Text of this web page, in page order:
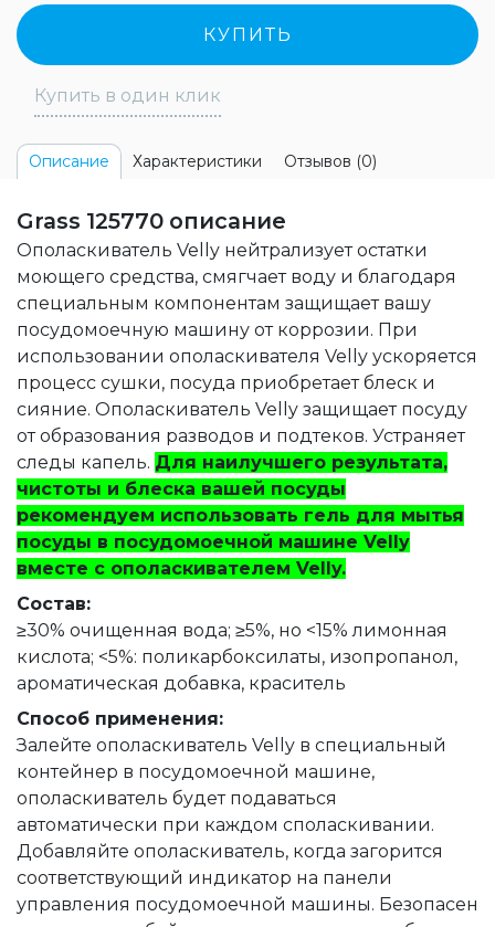
КУПИТЬ
Купить в один клик
Описание Характеристики Отзывов (0)
Grass 125770 описание
Ополаскиватель Velly нейтрализует остатки
моющего средства, смягчает воду и благодаря
специальным компонентам защищает вашу
посудомоечную машину от коррозии. При
использовании ополаскивателя Velly ускоряется
процесс сушки, посуда приобретает блеск и
сияние. Ополаскиватель Velly защищает посуду
от образования разводов и подтеков. Устраняет
следы капель. Для наилучшего результата,
чистоты и блеска вашей посуды
рекомендуем использовать гель для мытья
посуды в посудомоечной машине Velly
вместе с ополаскивателем Velly.
Состав:
≥30% очищенная вода; ≥5%, но <15% лимонная
кислота; <5%: поликарбоксилаты, изопропанол,
ароматическая добавка, краситель
Способ применения:
Залейте ополаскиватель Velly в специальный
контейнер в посудомоечной машине,
ополаскиватель будет подаваться
автоматически при каждом споласкивании.
Добавляйте ополаскиватель, когда загорится
соответствующий индикатор на панели
управления посудомоечной машины. Безопасен